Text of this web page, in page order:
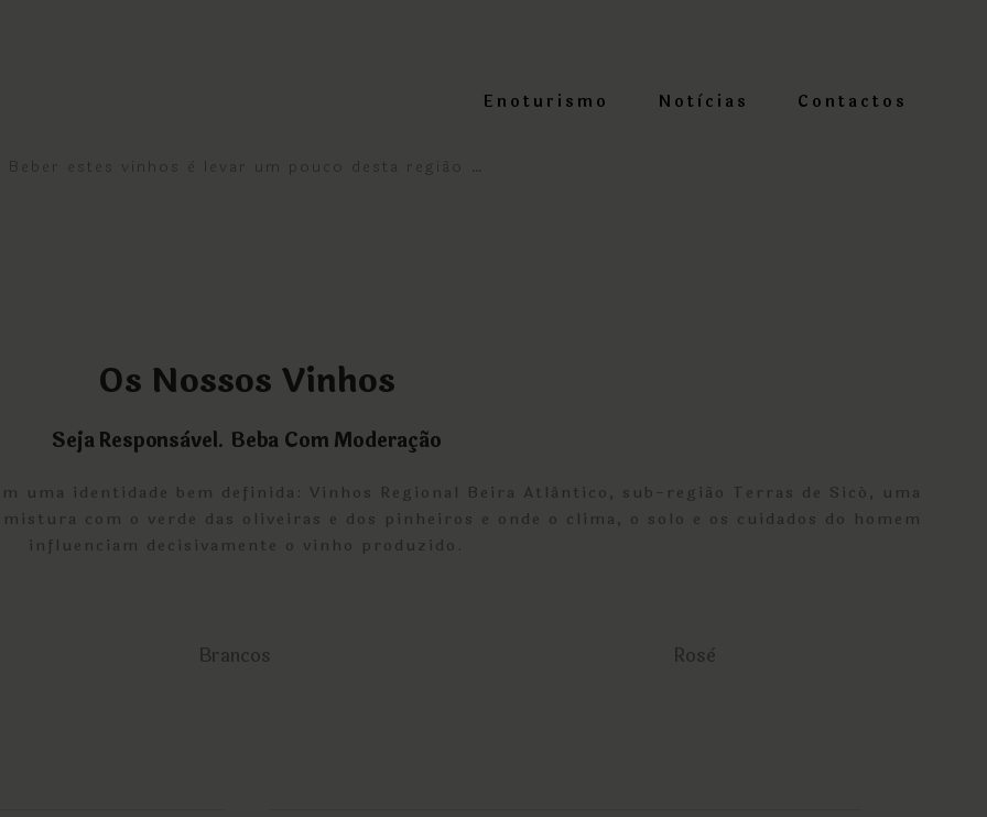
Enoturismo Notìcias Contactos
Beber estes vinhos è levar um pouco desta região …
Os Nossos Vinhos
Seja Responsàvel. Beba Com Moderação
uma identidade bem definida: Vinhos Regional Beira Atlântico, sub-região Terras de Sicó, uma
mistura com o verde das oliveiras e dos pinheiros e onde o clima, o solo e os cuidados do homem
influenciam decisivamente o vinho produzido.
Brancos Rosè